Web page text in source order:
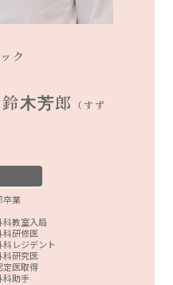
ク
木芳郎 （すず
卒業
教室入局
研修医
レジデント
研究医
医取得
助手